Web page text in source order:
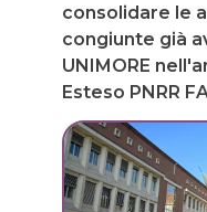
consolidare le
congiunte già
UNIMORE
Esteso PNRR